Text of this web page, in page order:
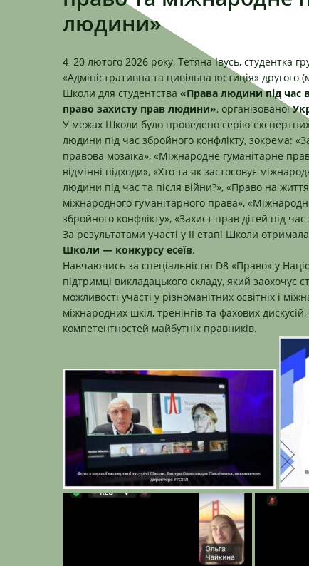
людини»
4–20 лютого 2026 року, Тетяна Івусь,
«Адміністративна та цивільна юстиція» другого
Школи для студентства «Права людини під час
право захисту прав людини», організованої
У межах Школи було проведено серію
людини під час збройного конфлікту, зокрема:
правова мозаїка», «Міжнародне гуманітарне
відмінні підходи», «Хто та як застосовує
людини під час та після війни?», «Право на
міжнародного гуманітарного права»,
збройного конфлікту», «Захист прав дітей під
За результатами участі у ІІ етапі Школи
Школи — конкурсу есеїв.
Навчаючись за спеціальністю D8 «Право» у
підтримці викладацького складу, який заохочує
можливості участі у різноманітних освітніх і
міжнародних шкіл, тренінгів та фахових
компетентностей майбутніх правників.